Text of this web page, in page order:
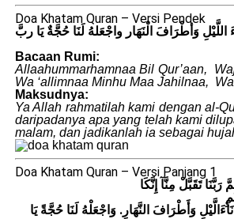
Doa Khatam Quran – Versi Pendek
اللَّيْلِ وَأطْرَافَ الْنَهَار واجْعَلهُ لَنَا حُجَّةٌ يَا ربَّ
Bacaan Rumi:
Allaahummarhamnaa Bil Qur’aan,
Wa ‘allimnaa Minhu Maa Jahilnaa,
Maksudnya:
Ya Allah rahmatilah kami dengan al-
daripadanya apa yang telah kami
malam, dan jadikanlah ia sebagai
Doa Khatam Quran – Versi Panjang 1
تَقَبَّلْ مِنَّآ إِنَّكَا
وَأَطْرَافَ النَّهَارِ. وَاجْعَلْهُ لَنَا حُجَّةً يَا